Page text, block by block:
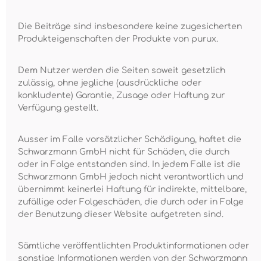
Die Beiträge sind insbesondere keine zugesicherten
Produkteigenschaften der Produkte von purux.
Dem Nutzer werden die Seiten soweit gesetzlich
zulässig, ohne jegliche (ausdrückliche oder
konkludente) Garantie, Zusage oder Haftung zur
Verfügung gestellt.
Ausser im Falle vorsätzlicher Schädigung, haftet die
Schwarzmann GmbH nicht für Schäden, die durch
oder in Folge entstanden sind. In jedem Falle ist die
Schwarzmann GmbH jedoch nicht verantwortlich und
übernimmt keinerlei Haftung für indirekte, mittelbare,
zufällige oder Folgeschäden, die durch oder in Folge
der Benutzung dieser Website aufgetreten sind.
Sämtliche veröffentlichten Produktinformationen oder
sonstige Informationen werden von der Schwarzmann